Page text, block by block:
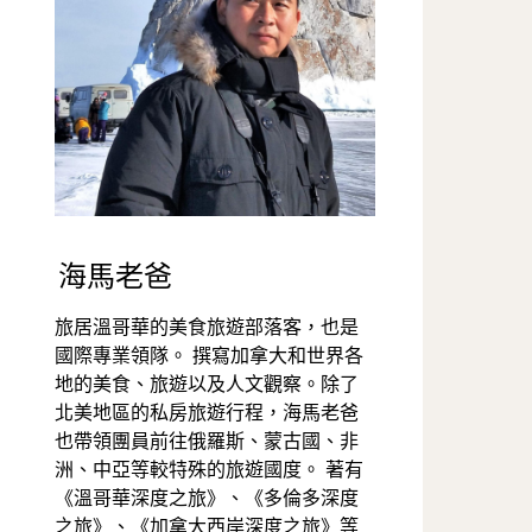
海馬老爸
旅居溫哥華的美食旅遊部落客，也是
國際專業領隊。 撰寫加拿大和世界各
地的美食、旅遊以及人文觀察。除了
北美地區的私房旅遊行程，海馬老爸
也帶領團員前往俄羅斯、蒙古國、非
洲、中亞等較特殊的旅遊國度。 著有
《溫哥華深度之旅》、《多倫多深度
之旅》、《加拿大西岸深度之旅》等